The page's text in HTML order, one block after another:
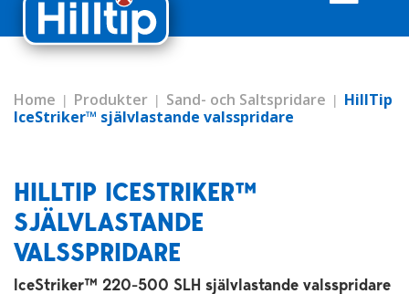
Home Produkter Sand- och Saltspridare
HillTip
IceStriker™ självlastande valsspridare
HILLTIP ICESTRIKER™
SJÄLVLASTANDE
VALSSPRIDARE
IceStriker™ 220-500 SLH självlastande valsspridare